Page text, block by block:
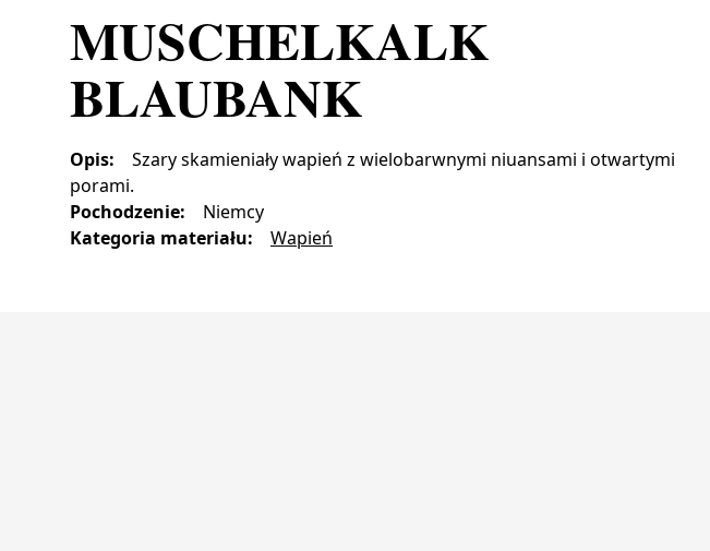
MUSCHELKALK
BLAUBANK
Opis:
Szary skamieniały wapień z wielobarwnymi niuansami i otwartymi
porami.
Pochodzenie:
Niemcy
Kategoria materiału: Wapień